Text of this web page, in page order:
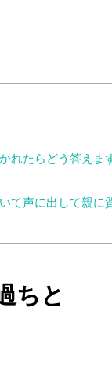
れたらどう答えま
て声に出して親に
ちと